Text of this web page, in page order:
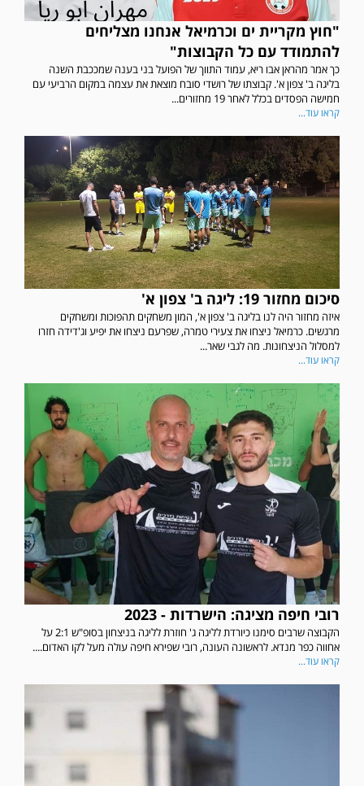
"חוץ מקריית ים וכרמיאל אנחנו מצליחים
להתמודד עם כל הקבוצות"
כך אמר מהראן אבו ריא, עמוד התווך של הפועל בני בענה שמככבת השנה
בליגה ב' צפון א'. קבוצתו של רושדי סובח מוצאת את עצמה במקום הרביעי עם
חמישה הפסדים בכלל לאחר 19 מחזורים...
קראו עוד...
סיכום מחזור 19: ליגה ב' צפון א'
איזה מחזור היה לנו בליגה ב' צפון א', המון משחקים תהפוכות ומשחקים
מרגשים. כרמיאל ניצחו את צעירי טמרה, שפרעם ניצחו את יפיע וג'דידה חזרו
למסלול הניצחונות. מה לגבי שאר...
קראו עוד...
רובי חיפה מציגה: הישרדות - 2023
הקבוצה שרבים סימנו כיורדת לליגה ג' חוזרת לליגה בניצחון בסופ"ש 2:1 על
אחווה כפר מנדא. לראשונה העונה, רובי שפירא חיפה עולה מעל לקו האדום....
קראו עוד...